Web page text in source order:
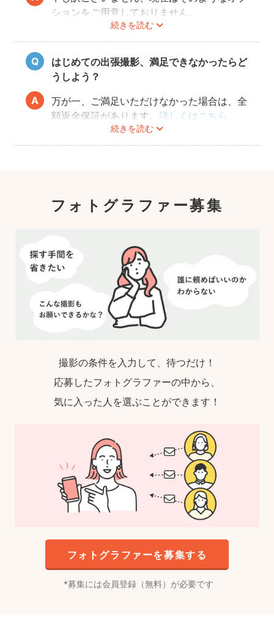
続きを読む
ションをご用意しておりません。
はじめての出張撮影、満足できなかったらど
うしよう？
続きを読む
万が一、ご満足いただけなかった場合は、全
額返金保証があります。詳しくはこちら
フォトグラファー募集
撮影の条件を入力して、待つだけ！
応募したフォトグラファーの中から、
気に入った人を選ぶことができます！
フォトグラファーを募集する
募集には会員登録（無料）が必要です